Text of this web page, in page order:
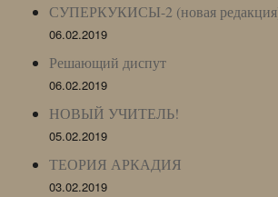
СУПЕРКУКИСЫ-2 (новая
06.02.2019
Решающий диспут
06.02.2019
НОВЫЙ УЧИТЕЛЬ!
05.02.2019
ТЕОРИЯ АРКАДИЯ
03.02.2019